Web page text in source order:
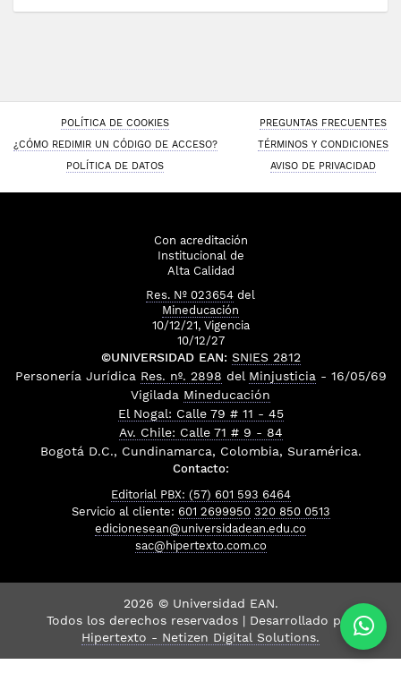
POLÍTICA DE COOKIES
PREGUNTAS FRECUENTES
¿CÓMO REDIMIR UN CÓDIGO DE ACCESO?
TÉRMINOS Y CONDICIONES
POLÍTICA DE DATOS
AVISO DE PRIVACIDAD
Con acreditación
Institucional de
Alta Calidad
Res. Nº 023654 del
Mineducación
10/12/21, Vigencia
10/12/27
©UNIVERSIDAD EAN: SNIES 2812
Personería Jurídica Res. nº. 2898 del Minjusticia - 16/05/69
Vigilada Mineducación
El Nogal: Calle 79 # 11 - 45
Av. Chile: Calle 71 # 9 - 84
Bogotá D.C., Cundinamarca, Colombia, Suramérica.
Contacto:
Editorial PBX: (57) 601 593 6464
Servicio al cliente: 601 2699950 320 850 0513
edicionesean@universidadean.edu.co
sac@hipertexto.com.co
2026 © Universidad EAN.
Todos los derechos reservados | Desarrollado por
Hipertexto - Netizen Digital Solutions.